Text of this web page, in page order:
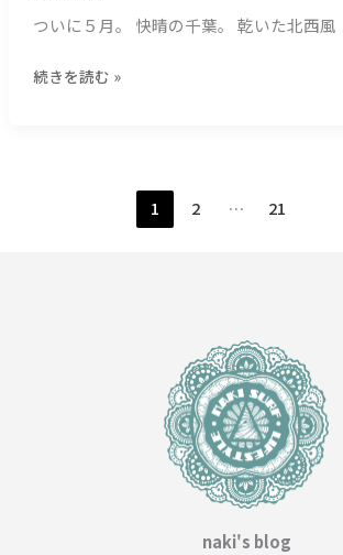
ついに５月。 快晴の千葉。 乾いた北西風
続きを読む »
1 2 … 21
naki's blog